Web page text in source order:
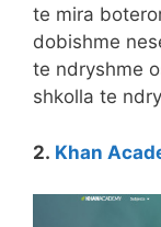
te mira
dobishme
te ndryshme
shkolla te
2. Khan